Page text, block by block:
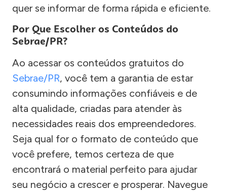
quer se informar de forma rápida e eficiente.
Por Que Escolher os Conteúdos do
Sebrae/PR?
Ao acessar os conteúdos gratuitos do
Sebrae/PR, você tem a garantia de estar
consumindo informações confiáveis e de
alta qualidade, criadas para atender às
necessidades reais dos empreendedores.
Seja qual for o formato de conteúdo que
você prefere, temos certeza de que
encontrará o material perfeito para ajudar
seu negócio a crescer e prosperar. Navegue